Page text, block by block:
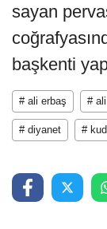
sayan
başkenti
# ali erbaş #
# diyanet #